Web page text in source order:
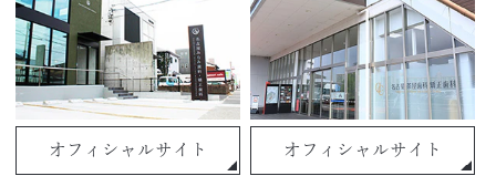
オフィシャルサイト オフィシャルサイト